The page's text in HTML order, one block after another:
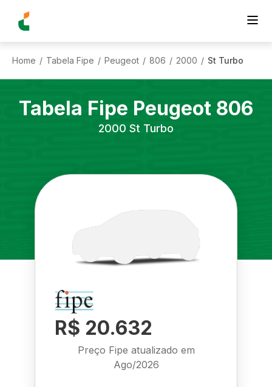
Home / Tabela Fipe / Peugeot / 806 / 2000 / St Turbo
Tabela Fipe Peugeot 806
2000 St Turbo
R$ 20.632
Preço Fipe atualizado em
Ago/2026